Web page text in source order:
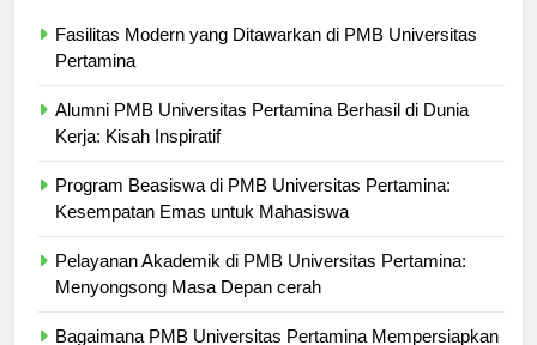
Fasilitas Modern yang Ditawarkan di PMB Universitas
Alumni PMB Universitas Pertamina Berhasil di Dunia
Program Beasiswa di PMB Universitas Pertamina:
Pelayanan Akademik di PMB Universitas Pertamina: